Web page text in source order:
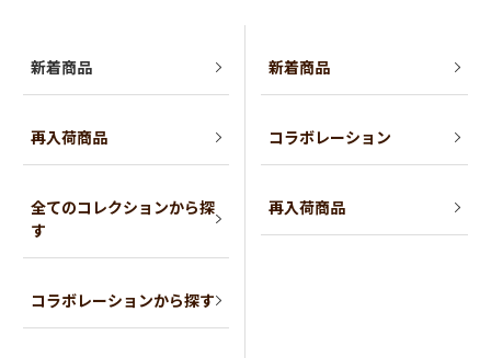
新着商品
再入荷商品
全てのコレクションから探
す
コラボレーションから探す
新着商品
コラボレーション
再入荷商品